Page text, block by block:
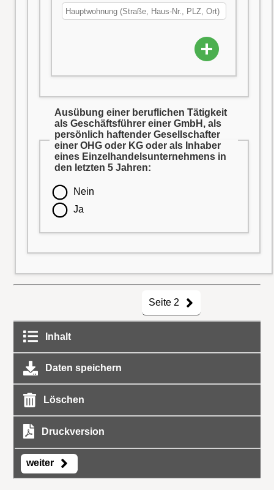
Ausübung einer beruflichen Tätigkeit
als Geschäftsführer einer GmbH, als
persönlich haftender Gesellschafter
einer OHG oder KG oder als Inhaber
eines Einzelhandelsunternehmens in
den letzten 5 Jahren:
Nein
Ja
Seite 2
Inhalt
Daten speichern
Löschen
Druckversion
weiter